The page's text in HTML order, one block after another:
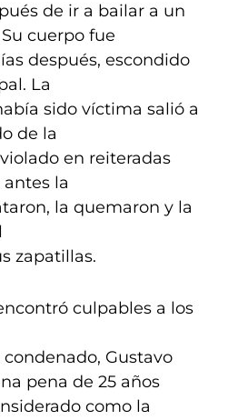
de ir a bailar a un
cuerpo fue
después, escondido
La
sido víctima salió a
de la
en reiteradas
la
la quemaron y la
zapatillas.
culpables a los
Gustavo
pena de 25 años
como la